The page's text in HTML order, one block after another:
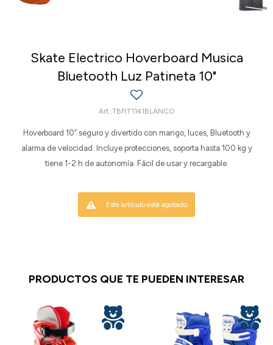
Skate Electrico Hoverboard Musica
Bluetooth Luz Patineta 10"
TBFIT1141BLANCO
Hoverboard 10” seguro y divertido con mango, luces, Bluetooth y
alarma de velocidad. Incluye protecciones, soporta hasta 100 kg y
tiene 1-2 h de autonomía. Fácil de usar y recargable.
Este artículo está agotado.
PRODUCTOS QUE TE PUEDEN INTERESAR